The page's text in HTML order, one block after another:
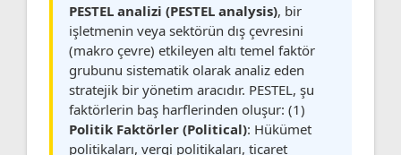
PESTEL analizi (PESTEL analysis), bir
işletmenin veya sektörün dış çevresini
(makro çevre) etkileyen altı temel faktör
grubunu sistematik olarak analiz eden
stratejik bir yönetim aracıdır. PESTEL, şu
faktörlerin baş harflerinden oluşur: (1)
Politik Faktörler (Political): Hükümet
politikaları, vergi politikaları, ticaret